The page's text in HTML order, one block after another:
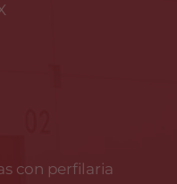
con perfilaria